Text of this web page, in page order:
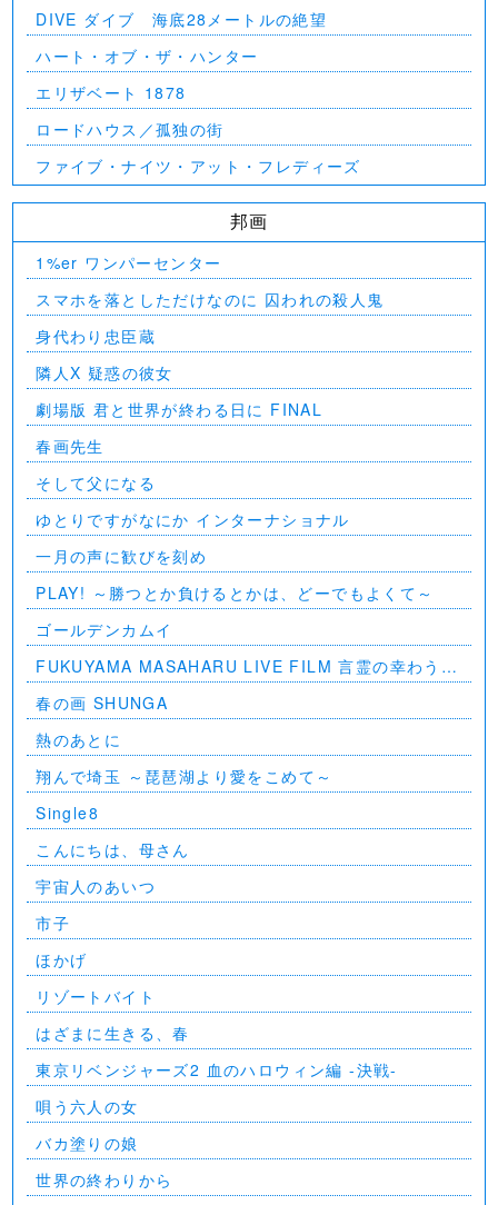
DIVE ダイブ 海底28メートルの絶望
ハート・オブ・ザ・ハンター
エリザベート 1878
ロードハウス／孤独の街
ファイブ・ナイツ・アット・フレディーズ
邦画
1%er ワンパーセンター
スマホを落としただけなのに 囚われの殺人鬼
身代わり忠臣蔵
隣人X 疑惑の彼女
劇場版 君と世界が終わる日に FINAL
春画先生
そして父になる
ゆとりですがなにか インターナショナル
一月の声に歓びを刻め
PLAY! ～勝つとか負けるとかは、どーでもよくて～
ゴールデンカムイ
FUKUYAMA MASAHARU LIVE FILM 言霊の幸わう夏
@NIPPON BUDOKAN 2023
春の画 SHUNGA
熱のあとに
翔んで埼玉 ～琵琶湖より愛をこめて～
Single8
こんにちは、母さん
宇宙人のあいつ
市子
ほかげ
リゾートバイト
はざまに生きる、春
東京リベンジャーズ2 血のハロウィン編 -決戦-
唄う六人の女
バカ塗りの娘
世界の終わりから